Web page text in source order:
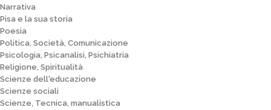
Narrativa
Pisa e la sua storia
Poesia
Politica, Società, Comunicazione
Psicologia, Psicanalisi, Psichiatria
Religione, Spiritualità
Scienze dell'educazione
Scienze sociali
Scienze, Tecnica, manualistica